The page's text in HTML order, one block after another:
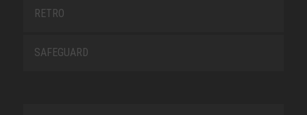
RETRO
SAFEGUARD